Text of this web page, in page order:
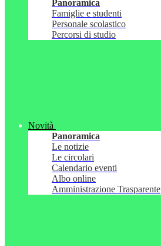
Panoramica
Famiglie e studenti
Personale scolastico
Percorsi di studio
Novità
Panoramica
Le notizie
Le circolari
Calendario eventi
Albo online
Amministrazione Trasparente